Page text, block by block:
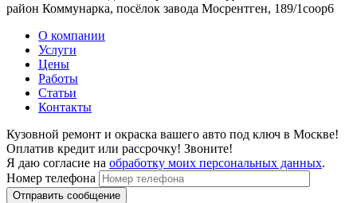
район Коммунарка, посёлок завода Мосрентген, 189/1соор6
О компании
Услуги
Цены
Работы
Статьи
Контакты
Кузовной ремонт и окраска вашего авто под ключ в Москве!
Оплатив кредит или рассрочку! Звоните!
Я даю согласие на обработку моих персональных данных.
Номер телефона